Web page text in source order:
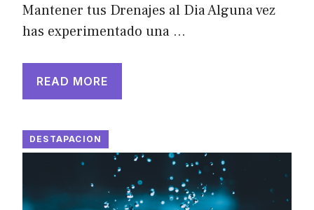
Mantener tus Drenajes al Dia Alguna vez
has experimentado una …
READ MORE
DESTAPACION